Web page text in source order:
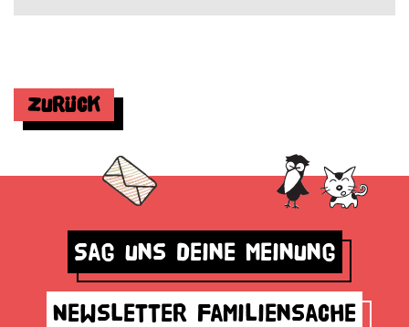
Zurück
Sag uns deine Meinung
Newsletter Familiensache